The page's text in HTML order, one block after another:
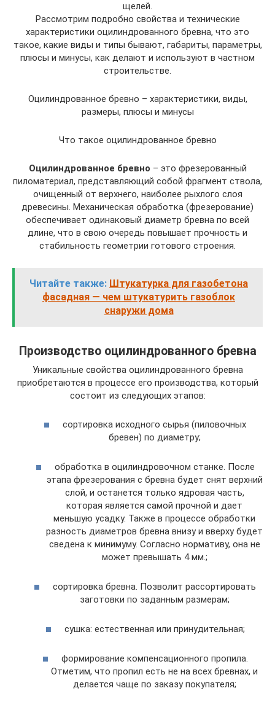
щелей.
Рассмотрим подробно свойства и технические
характеристики оцилиндрованного бревна, что это
такое, какие виды и типы бывают, габариты, параметры,
плюсы и минусы, как делают и используют в частном
строительстве.
Оцилиндрованное бревно – характеристики, виды,
размеры, плюсы и минусы
Что такое оцилиндрованное бревно
Оцилиндрованное бревно – это фрезерованный
пиломатериал, представляющий собой фрагмент ствола,
очищенный от верхнего, наиболее рыхлого слоя
древесины. Механическая обработка (фрезерование)
обеспечивает одинаковый диаметр бревна по всей
длине, что в свою очередь повышает прочность и
стабильность геометрии готового строения.
Читайте также: Штукатурка для газобетона
фасадная — чем штукатурить газоблок
снаружи дома
Производство оцилиндрованного бревна
Уникальные свойства оцилиндрованного бревна
приобретаются в процессе его производства, который
состоит из следующих этапов:
сортировка исходного сырья (пиловочных
бревен) по диаметру;
обработка в оцилиндровочном станке. После
этапа фрезерования с бревна будет снят верхний
слой, и останется только ядровая часть,
которая является самой прочной и дает
меньшую усадку. Также в процессе обработки
разность диаметров бревна внизу и вверху будет
сведена к минимуму. Согласно нормативу, она не
может превышать 4 мм.;
сортировка бревна. Позволит рассортировать
заготовки по заданным размерам;
сушка: естественная или принудительная;
формирование компенсационного пропила.
Отметим, что пропил есть не на всех бревнах, и
делается чаще по заказу покупателя;